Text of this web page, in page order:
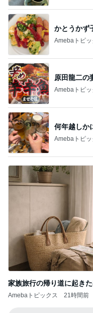
かとうかず
Amebaトピッ
原田龍二の
Amebaトピッ
何年越しか
Amebaトピッ
家族旅行の帰り道に起き
Amebaトピックス 21時間前